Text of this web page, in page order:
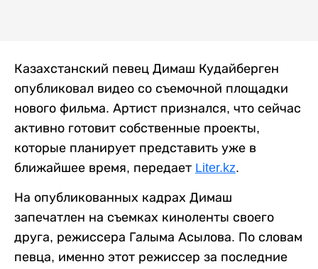
Казахстанский певец Димаш Кудайберген
опубликовал видео со съемочной площадки
нового фильма. Артист признался, что сейчас
активно готовит собственные проекты,
которые планирует представить уже в
ближайшее время, передает Liter.kz.
На опубликованных кадрах Димаш
запечатлен на съемках киноленты своего
друга, режиссера Галыма Асылова. По словам
певца, именно этот режиссер за последние